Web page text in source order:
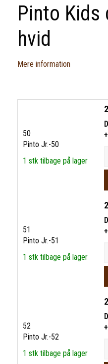
Pinto Kids
hvid
Mere information
50
Pinto Jr.-50
1 stk tilbage på lager
51
Pinto Jr.-51
1 stk tilbage på lager
52
Pinto Jr.-52
1 stk tilbage på lager